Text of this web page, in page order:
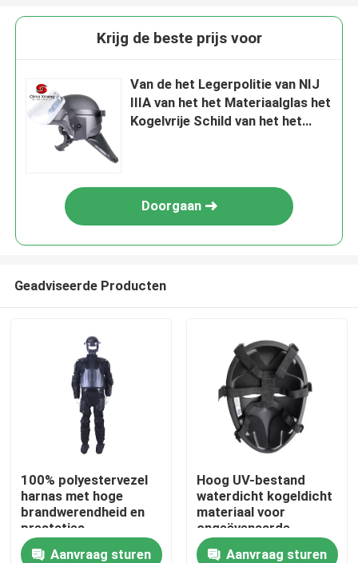
Thuis
Producten
Krijg de beste prijs voor
Van de het Legerpolitie van NIJ
IIIA van het het Materiaalglas het
Kogelvrije Schild van het het
Doorgaan
Geadviseerde Producten
100% polyestervezel
harnas met hoge
brandwerendheid en
prestaties
Aanvraag sturen
Hoog UV-bestand
waterdicht kogeldicht
materiaal voor
ongeëvenaarde
bescherming
Aanvraag sturen